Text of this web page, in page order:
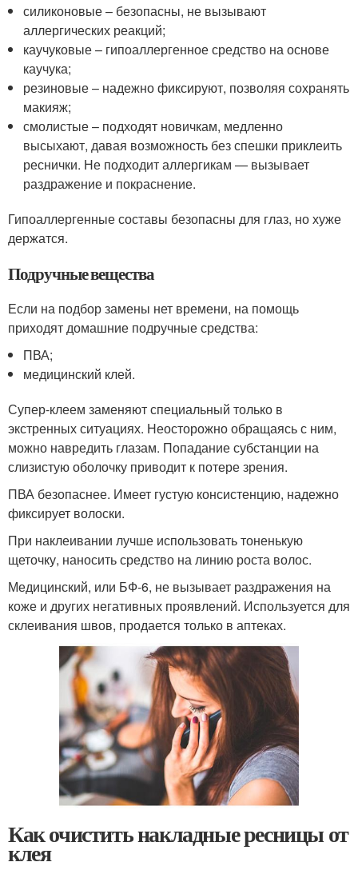
силиконовые – безопасны, не вызывают
аллергических реакций;
каучуковые – гипоаллергенное средство на основе
каучука;
резиновые – надежно фиксируют, позволяя сохранять
макияж;
смолистые – подходят новичкам, медленно
высыхают, давая возможность без спешки приклеить
реснички. Не подходит аллергикам — вызывает
раздражение и покраснение.
Гипоаллергенные составы безопасны для глаз, но хуже
держатся.
Подручные вещества
Если на подбор замены нет времени, на помощь
приходят домашние подручные средства:
ПВА;
медицинский клей.
Супер-клеем заменяют специальный только в
экстренных ситуациях. Неосторожно обращаясь с ним,
можно навредить глазам. Попадание субстанции на
слизистую оболочку приводит к потере зрения.
ПВА безопаснее. Имеет густую консистенцию, надежно
фиксирует волоски.
При наклеивании лучше использовать тоненькую
щеточку, наносить средство на линию роста волос.
Медицинский, или БФ-6, не вызывает раздражения на
коже и других негативных проявлений. Используется для
склеивания швов, продается только в аптеках.
Как очистить накладные ресницы от
клея